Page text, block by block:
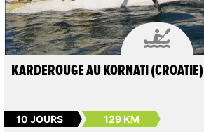

KARDEROUGE AU KORNATI (CROATIE)
10 JOURS 129 KM